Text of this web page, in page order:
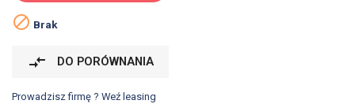
 Brak
compare_arrows DO PORÓWNANIA
Prowadzisz firmę ? Weź leasing